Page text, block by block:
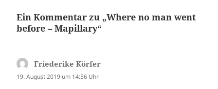
Ein Kommentar zu „Where no man went
before – Mapillary“
Friederike Körfer
19. August 2019 um 14:56 Uhr